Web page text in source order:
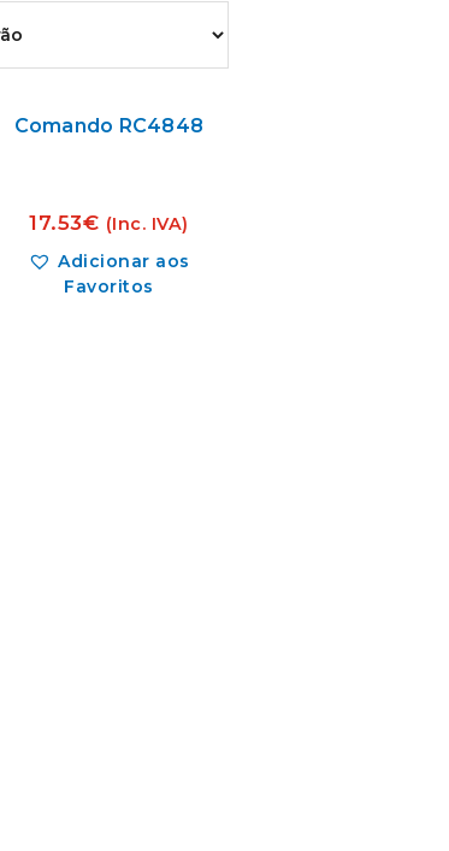
Adicionar aos
Favoritos
Comando RC4848
17.53€ (Inc. IVA)